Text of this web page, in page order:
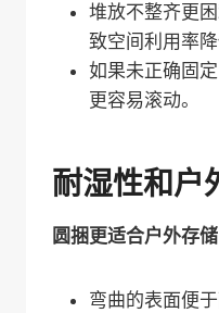
堆放不整齐更
致空间利用率降
如果未正确固
更容易滚动。
耐湿性和户
圆捆更适合户外存储
弯曲的表面便